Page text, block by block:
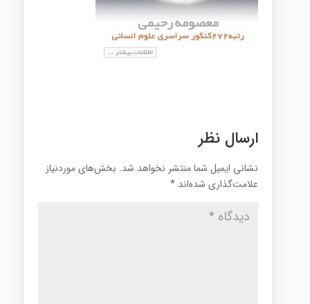
ارسال نظر
نشانی ایمیل شما منتشر نخواهد شد. بخش‌های موردنیاز
علامت‌گذاری شده‌اند *